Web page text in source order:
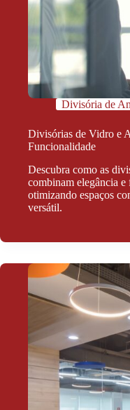
Divisória de
Divisórias de Vidro e
Funcionalidade
Descubra como as
combinam elegância
otimizando espaços
versátil.